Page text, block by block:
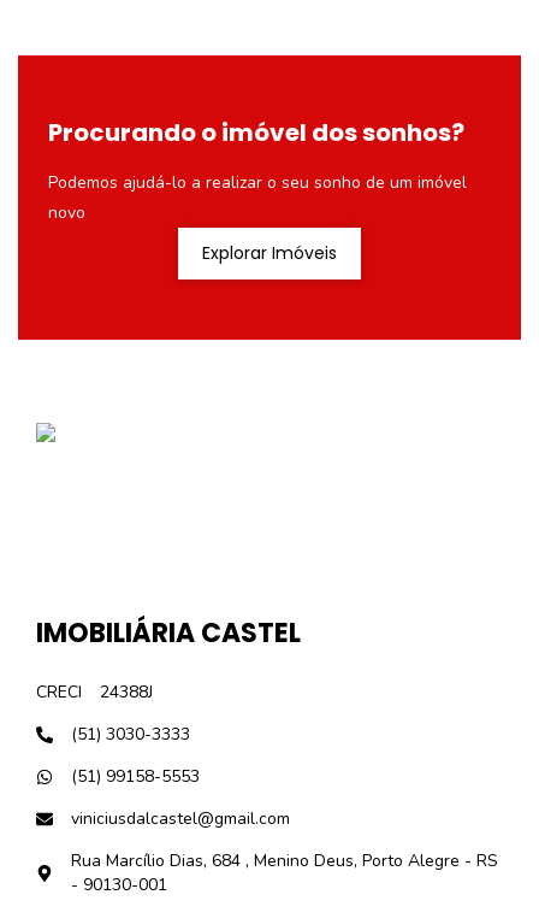
Procurando o imóvel dos sonhos?
Podemos ajudá-lo a realizar o seu sonho de um imóvel
novo
Explorar Imóveis
IMOBILIÁRIA CASTEL
CRECI
24388J
(51) 3030-3333
(51) 99158-5553
viniciusdalcastel@gmail.com
Rua Marcílio Dias, 684 , Menino Deus, Porto Alegre - RS
- 90130-001